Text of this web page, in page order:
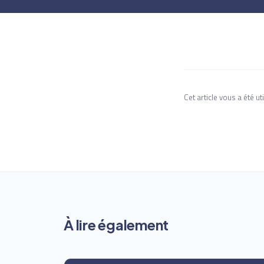
Cet article vous a été
À lire également